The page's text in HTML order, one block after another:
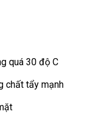
quá 30 độ C
chất tẩy mạnh